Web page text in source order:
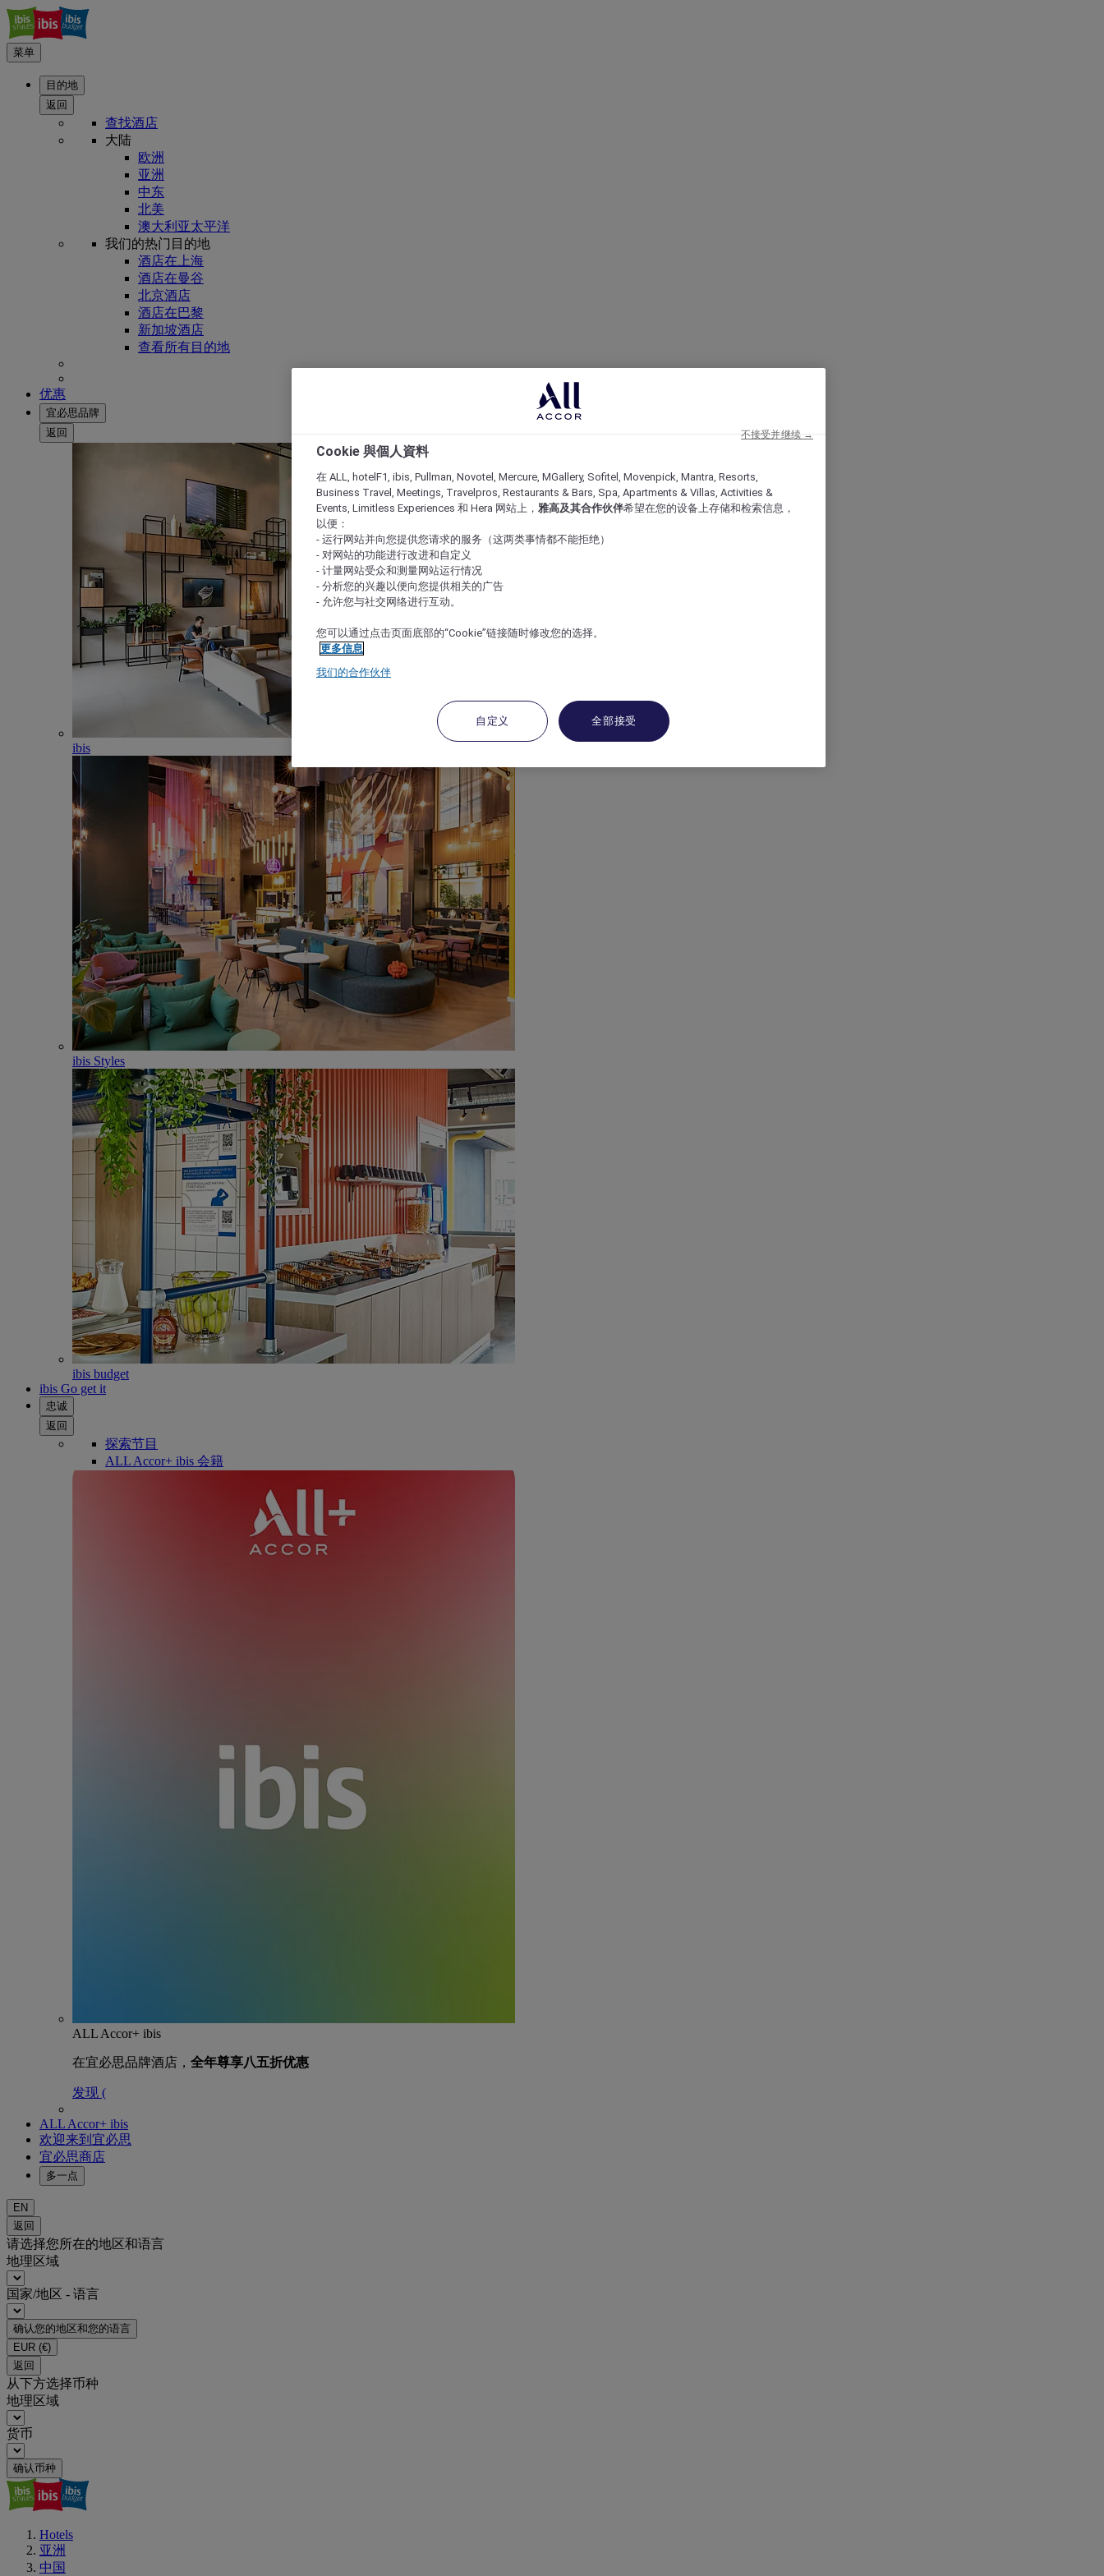
菜单
目的地
返回
查找酒店
大陆
欧洲
亚洲
中东
北美
澳大利亚太平洋
我们的热门目的地
酒店在上海
酒店在曼谷
北京酒店
酒店在巴黎
新加坡酒店
查看所有目的地
优惠
宜必思品牌
返回
ibis
ibis Styles
ibis budget
ibis Go get it
忠诚
返回
探索节目
ALL Accor+ ibis 会籍
ALL Accor+ ibis
在宜必思品牌酒店， 全年尊享八五折优惠
发现 (
ALL Accor+ ibis
欢迎来到宜必思
宜必思商店
多一点
EN
返回
请选择您所在的地区和语言
地理区域
国家/地区 - 语言
确认您的地区和您的语言
EUR (€)
返回
从下方选择币种
地理区域
货币
确认币种
Hotels
亚洲
中国
Cookie 與個人資料
在 ALL, hotelF1, ibis, Pullman, Novotel, Mercure, MGallery, Sofitel, Movenpick, Mantra, Resorts,
Business Travel, Meetings, Travelpros, Restaurants & Bars, Spa, Apartments & Villas, Activities &
Events, Limitless Experiences 和 Hera 网站上， 雅高及其合作伙伴希望在您的设备上存储和检索信息，
以便：
- 运行网站并向您提供您请求的服务（这两类事情都不能拒绝）
- 对网站的功能进行改进和自定义
- 计量网站受众和测量网站运行情况
- 分析您的兴趣以便向您提供相关的广告
- 允许您与社交网络进行互动。
您可以通过点击页面底部的“Cookie”链接随时修改您的选择。
更多信息
我们的合作伙伴
自定义 全部接受
不接受并继续 →